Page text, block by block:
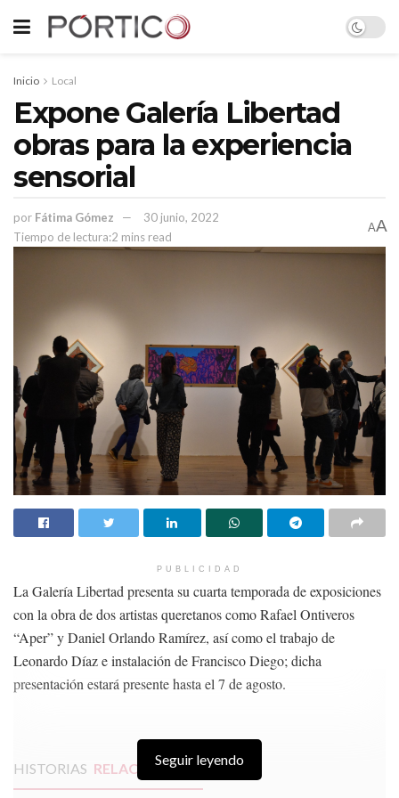
Inicio Local
Expone Galería Libertad
obras para la experiencia
sensorial
por Fátima Gómez
30 junio, 2022
Tiempo de lectura:2 mins read
AA
PUBLICIDAD
La Galería Libertad presenta su cuarta temporada de exposiciones
con la obra de dos artistas queretanos como Rafael Ontiveros
“Aper” y Daniel Orlando Ramírez, así como el trabajo de
Leonardo Díaz e instalación de Francisco Diego; dicha
presentación estará presente hasta el 7 de agosto.
HISTORIAS RELACIONADAS
Seguir leyendo